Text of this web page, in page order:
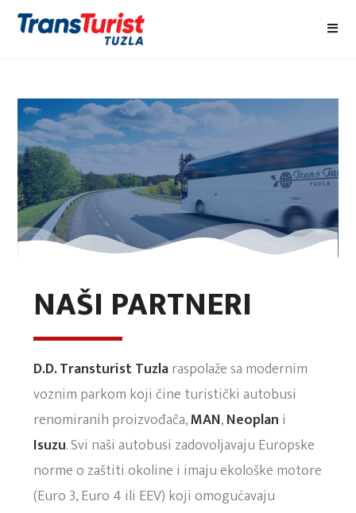
NAŠI PARTNERI
D.D. Transturist Tuzlaraspolaže sa modernim
voznim parkom koji čine turistički autobusi
renomiranih proizvođača,MAN,Neoplan i
Isuzu. Svi naši autobusi zadovoljavaju Europske
norme o zaštiti okoline i imaju ekološke motore
(Euro 3, Euro 4 ili EEV) koji omogućavaju